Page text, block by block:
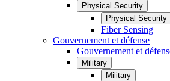
Physical Security
Physical Security
Fiber Sensing
Gouvernement et défense
Gouvernement et
Military
Military